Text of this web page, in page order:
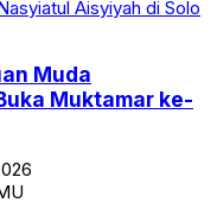
Muda
Muktamar ke-